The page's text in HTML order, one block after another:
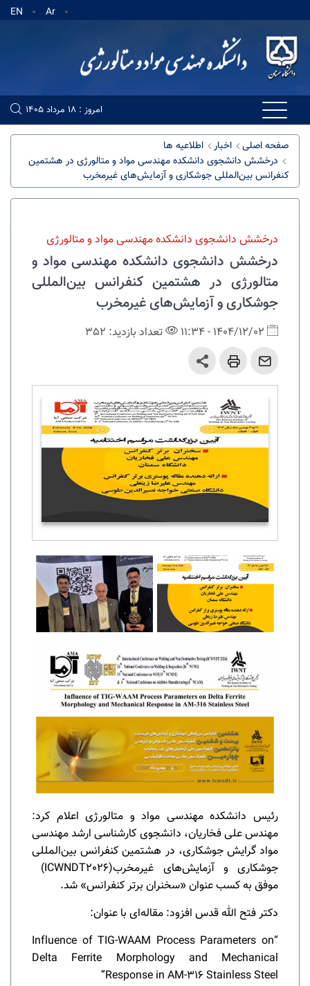
EN Ar
امروز : 18 مرداد 1405
صفحه اصلی اخبار
اطلاعیه ها
درخشش دانشجوی دانشکده مهندسی مواد و متالورژی در هشتمین
کنفرانس بین‌المللی جوشکاری و آزمایش‌های غیرمخرب
درخشش دانشجوی دانشکده مهندسی مواد و متالورژی
درخشش دانشجوی دانشکده مهندسی مواد و
متالورژی در هشتمین کنفرانس بین‌المللی
جوشکاری و آزمایش‌های غیرمخرب
1404/12/02 - 11:34 تعداد بازدید: 352
رئیس دانشکده مهندسی مواد و متالورژی اعلام کرد:
مهندس علی فخاریان، دانشجوی کارشناسی ارشد مهندسی
مواد گرایش جوشکاری، در هشتمین کنفرانس بین‌المللی
جوشکاری و آزمایش‌های غیرمخرب(ICWNDT2026)
موفق به کسب عنوان «سخنران برتر کنفرانس» شد.
دکتر فتح الله قدس افزود: مقاله‌ای با عنوان:
“Influence of TIG-WAAM Process Parameters on
Delta Ferrite Morphology and Mechanical
Response in AM-316 Stainless Steel”